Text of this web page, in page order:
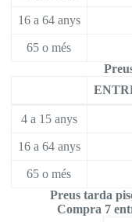
16 a 64 anys
65 o més
4 a 15 anys
16 a 64 anys
65 o més
Preus tarda
Compra 7